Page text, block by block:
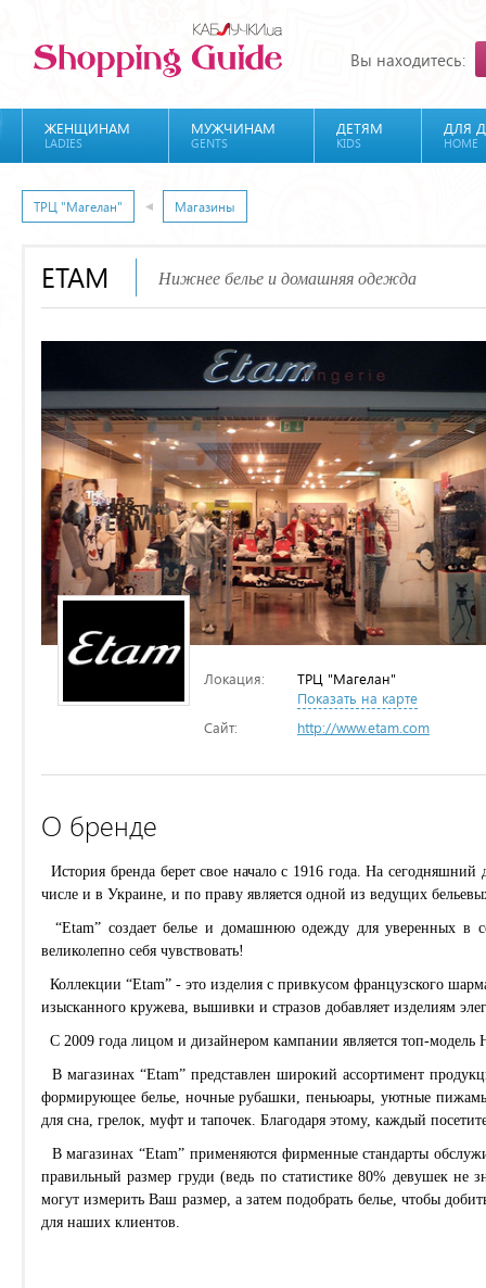
Вы находитесь:
ЖЕНЩИНАМ
LADIES
МУЖЧИНАМ
GENTS
ДЕТЯМ
KIDS
ДЛЯ
HOME
ТРЦ "Магелан" Магазины
ETAM Нижнее белье и домашняя одежда
Локация:
ТРЦ "Магелан"
Показать на карте
Сайт:
http://www.etam.com
О бренде
История бренда берет свое начало с 1916 года. На
числе и в Украине, и по праву является одной из ведущих
“Etam” создает белье и домашнюю одежду для уверенных в
великолепно себя чувствовать!
Коллекции “Etam” - это изделия с привкусом французского
изысканного кружева, вышивки и стразов добавляет изделиям
C 2009 года лицом и дизайнером кампании является топ-модель
В магазинах “Etam” представлен широкий ассортимент
формирующее белье, ночные рубашки, пеньюары, уютные
для сна, грелок, муфт и тапочек. Благодаря этому, каждый
В магазинах “Etam” применяются фирменные стандарты
правильный размер груди (ведь по статистике 80% девушек не
могут измерить Ваш размер, а затем подобрать белье, чтобы
для наших клиентов.